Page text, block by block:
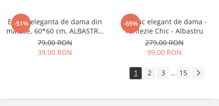
-51%
Esarfa eleganta de dama din
matase, 60*60 cm, ALBASTRU
(turcoaz)
79,00 RON
39,00 RON
-65%
Rucsac elegant de dama -
Fantezie Chic - Albastru
279,00 RON
99,00 RON
1 2 3 ... 15